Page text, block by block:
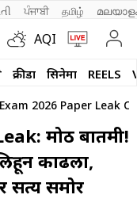
ਪੰਜਾਬੀ தமிழ்
AQI
क्रीडा सिनेमा REELS
Exam 2026 Paper Leak
मोठी बातमी!
काढला,
सत्य समोर